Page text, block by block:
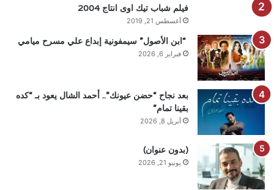
فيلم شباب تيك اوى انتاج 2004
أغسطس 21, 2019
“ابن الأصول” سيمفونية إبداع علي مسرح ميامي
فبراير 6, 2026
بعد نجاح “حضن عيونك”.. أحمد الشال يعود بـ “كده
بقينا تمام”
أبريل 8, 2026
(بدون عنوان)
يونيو 21, 2026